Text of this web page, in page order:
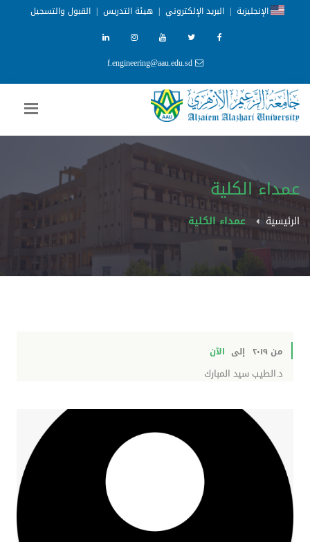
الإنجليزية | البريد الإلكتروني | هيئة التدريس | القبول والتسجيل
f.engineering@aau.edu.sd
عمداء الكلية
الرئيسية عمداء الكلية
من ٢٠١٩ إلى الآن
د.الطيب سيد المبارك